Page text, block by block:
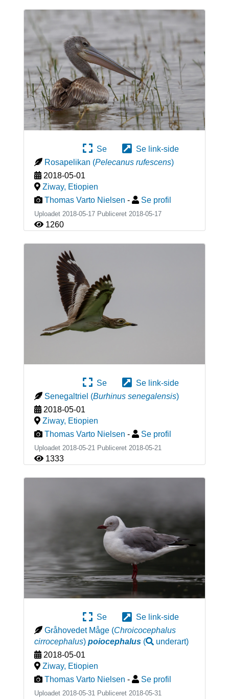
Se
Se link-side
Rosapelikan (Pelecanus rufescens)
2018-05-01
Ziway, Etiopien
Thomas Varto Nielsen - Se profil
Uploadet 2018-05-17 Publiceret 2018-05-17
1260
Se
Se link-side
Senegaltriel (Burhinus senegalensis)
2018-05-01
Ziway, Etiopien
Thomas Varto Nielsen - Se profil
Uploadet 2018-05-21 Publiceret 2018-05-21
1333
Se
Se link-side
Gråhovedet Måge (Chroicocephalus
cirrocephalus) poiocephalus( underart)
2018-05-01
Ziway, Etiopien
Thomas Varto Nielsen - Se profil
Uploadet 2018-05-31 Publiceret 2018-05-31